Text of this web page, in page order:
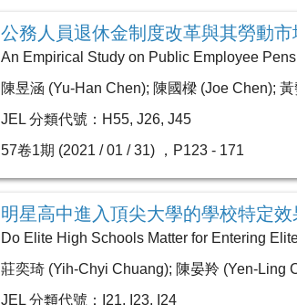
公務人員退休金制度改革與其勞動
An Empirical Study on Public Employee
陳昱涵 (Yu-Han Chen); 陳國樑 (Joe Chen);
JEL 分類代號：H55, J26, J45
57卷1期 (2021 / 01 / 31) ，P123 - 171
明星高中進入頂尖大學的學校特定
Do Elite High Schools Matter for Entering
莊奕琦 (Yih-Chyi Chuang); 陳晏羚 (Yen-Ling
JEL 分類代號：I21, I23, I24